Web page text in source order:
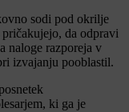
sodi pod okrilje
da odpravi
naloge razporeja v
izvajanju pooblastil.
ki ga je